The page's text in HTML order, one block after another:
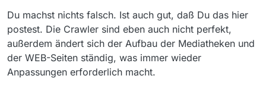
Du machst nichts falsch. Ist auch gut, daß Du das hier
postest. Die Crawler sind eben auch nicht perfekt,
außerdem ändert sich der Aufbau der Mediatheken und
der WEB-Seiten ständig, was immer wieder
Anpassungen erforderlich macht.